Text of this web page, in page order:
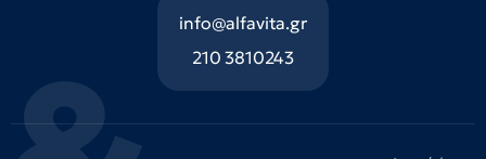
info@alfavita.gr
210 3810243